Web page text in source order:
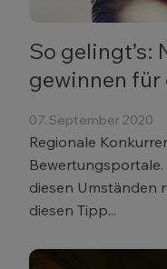
So gelingt’s:
gewinnen für
07. September 2020
Regionale
diesen Umständen
diesen Tipp...